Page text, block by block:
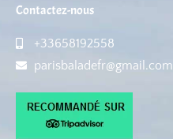
Contactez-nous
+33658192558
parisbaladefr@gmail.com